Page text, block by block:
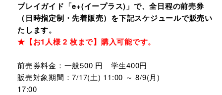
プレイガイド「e+(イープラス)」で、全日程の前売券
（日時指定制・先着販売）を下記スケジュールで販売い
たします。
★【お1人様 2 枚まで】購入可能です。
前売券料金：一般500 円 学生400円
販売対象期間：7/17(土) 11:00 ～ 8/9(月)
17:00